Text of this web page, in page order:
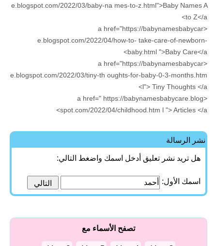
e.blogspot.com/2022/03/baby-na mes-to-z.html">Baby Names A
to Z</a>
<a href="https://babynamesbabycar
e.blogspot.com/2022/04/how-to- take-care-of-newborn-
baby.html ">Baby Care</a>
<a href="https://babynamesbabycar
e.blogspot.com/2022/03/tiny-th oughts-for-baby-0-3-months.htm
l"> Tiny Thoughts </a>
<a href=" https://babynamesbabycare.blog
spot.com/2022/04/childhood.htm l "> Articles </a>
نشر الرسالة
هل تريد نشر تعليق أدخل اسمك واضغط التالي:
اسمك الأول:
تصفح الأسماء مع